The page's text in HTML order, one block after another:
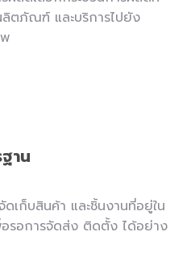
ลิตภัณฑ์ และบริการไปยัง
าน
เก็บสินค้า และชิ้นงานที่อยู่ใน
อรอการจัดส่ง ติดตั้ง ได้อย่าง